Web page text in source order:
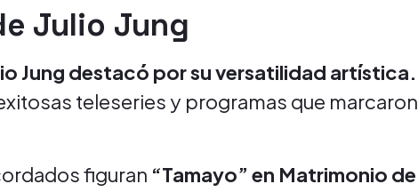
Julio Jung
Jung destacó por su versatilidad artística.
teleseries y programas que marcaron
figuran “Tamayo” en Matrimonio de